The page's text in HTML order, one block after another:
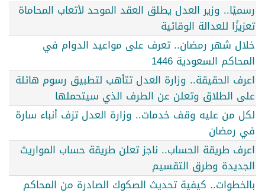
رسميًا.. وزير العدل يطلق العقد الموحد لأتعاب المحاماة
تعزيزًا للعدالة الوقائية
خلال شهر رمضان.. تعرف على مواعيد الدوام في
المحاكم السعودية 1446
اعرف الحقيقة.. وزارة العدل تتأهب لتطبيق رسوم هائلة
على الطلاق وتعلن عن الطرف الذي سيتحملها
لكل من عليه وقف خدمات.. وزارة العدل تزف أنباء سارة
في رمضان
اعرف طريقة الحساب.. ناجز تعلن طريقة حساب المواريث
الجديدة وطرق التقسيم
بالخطوات.. كيفية تحديث الصكوك الصادرة من المحاكم